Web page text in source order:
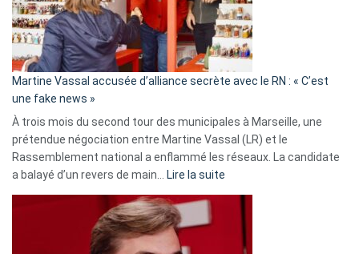
Algérie
Martine Vassal accusée d’alliance secrète avec le RN : « C’est
une fake news »
À trois mois du second tour des municipales à Marseille, une
prétendue négociation entre Martine Vassal (LR) et le
Rassemblement national a enflammé les réseaux. La candidate
a balayé d’un revers de main… Lire la suite
d’alliance